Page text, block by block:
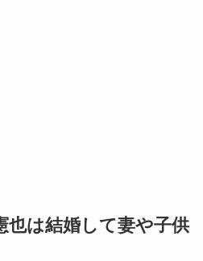
也は結婚して妻や子供